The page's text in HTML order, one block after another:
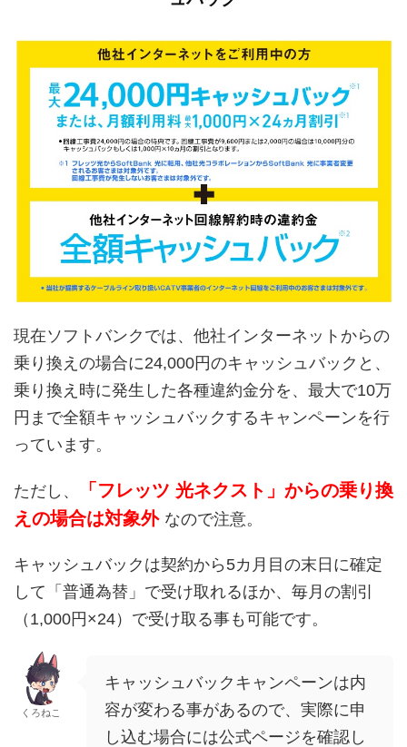
現在ソフトバンクでは、他社インターネットからの
乗り換えの場合に24,000円のキャッシュバックと、
乗り換え時に発生した各種違約金分を、最大で10万
円まで全額キャッシュバックするキャンペーンを行
っています。
ただし、
「フレッツ 光ネクスト」からの乗り換
えの場合は対象外 なので注意。
キャッシュバックは契約から5カ月目の末日に確定
して「普通為替」で受け取れるほか、毎月の割引
（1,000円×24）で受け取る事も可能です。
くろねこ
キャッシュバックキャンペーンは内
容が変わる事があるので、実際に申
し込む場合には公式ページを確認し